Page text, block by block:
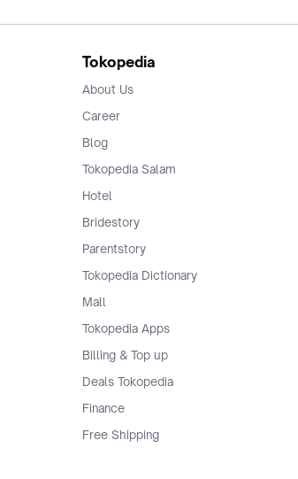
Tokopedia
About Us
Career
Blog
Tokopedia Salam
Hotel
Bridestory
Parentstory
Tokopedia Dictionary
Mall
Tokopedia Apps
Billing & Top up
Deals Tokopedia
Finance
Free Shipping